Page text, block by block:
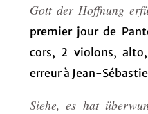
Gott der Hoffnung
premier jour de
cors, 2 violons,
erreur à Jean-
Siehe, es hat